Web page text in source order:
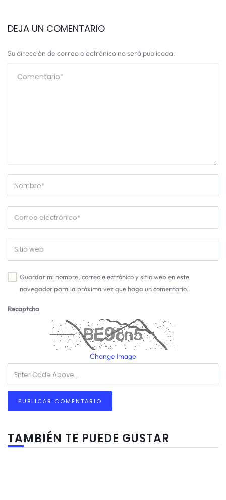
DEJA UN COMENTARIO
Su dirección de correo electrónico no será publicada.
Guardar mi nombre, correo electrónico y sitio web en este
navegador para la próxima vez que haga un comentario.
Recaptcha
Change Image
TAMBIÉN TE PUEDE GUSTAR